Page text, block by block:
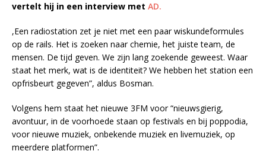
vertelt hij in een interview met AD.
,Een radiostation zet je niet met een paar wiskundeformules
op de rails. Het is zoeken naar chemie, het juiste team, de
mensen. De tijd geven. We zijn lang zoekende geweest. Waar
staat het merk, wat is de identiteit? We hebben het station een
opfrisbeurt gegeven”, aldus Bosman.
Volgens hem staat het nieuwe 3FM voor “nieuwsgierig,
avontuur, in de voorhoede staan op festivals en bij poppodia,
voor nieuwe muziek, onbekende muziek en livemuziek, op
meerdere platformen”.